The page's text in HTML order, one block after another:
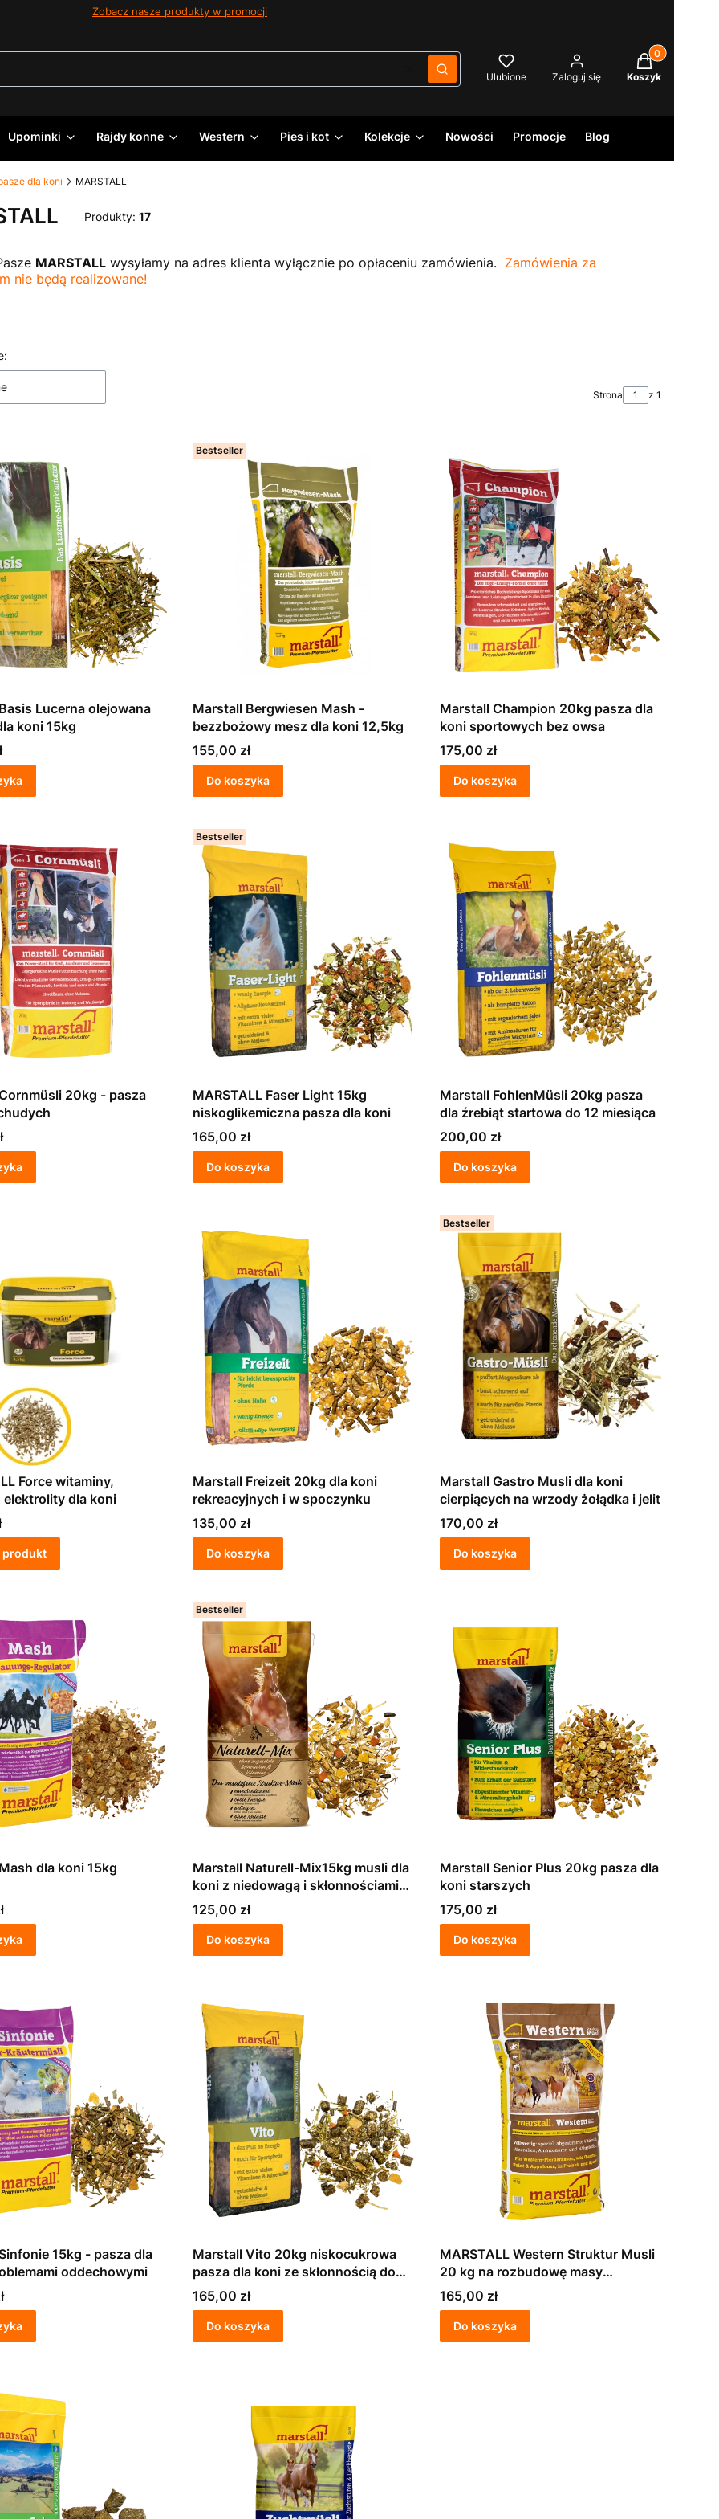
Zobacz nasze produkty w promocji
WyczyśćSzukaj Ulubione Zaloguj się
Produkty w
Koszyk
Upominki Rajdy konne Western Pies i kot Kolekcje Nowości Promocje Blog
dla koni MARSTALL
Produkty: 17
MARSTALL wysyłamy na adres klienta wyłącznie po opłaceniu zamówienia. Zamówienia za
nie będą realizowane!
Strona z 1
Lucerna olejowana
koni 15kg
Bestseller
Marstall Bergwiesen Mash -
bezzbożowy mesz dla koni 12,5kg
Cena
155,00 zł
Do koszyka
Marstall Champion 20kg pasza dla
koni sportowych bez owsa
Cena
175,00 zł
Do koszyka
20kg - pasza
Bestseller
MARSTALL Faser Light 15kg
niskoglikemiczna pasza dla koni
Cena
165,00 zł
Do koszyka
Marstall FohlenMüsli 20kg pasza
dla źrebiąt startowa do 12 miesiąca
Cena
200,00 zł
Do koszyka
witaminy,
elektrolity dla koni
produkt
Marstall Freizeit 20kg dla koni
rekreacyjnych i w spoczynku
Cena
135,00 zł
Do koszyka
Bestseller
Marstall Gastro Musli dla koni
cierpiących na wrzody żołądka i jelit
Cena
170,00 zł
Do koszyka
dla koni 15kg
Bestseller
Marstall Naturell-Mix15kg musli dla
koni z niedowagą i skłonnościami
do alergii
Cena
125,00 zł
Do koszyka
Marstall Senior Plus 20kg pasza dla
koni starszych
Cena
175,00 zł
Do koszyka
15kg - pasza dla
oddechowymi
Marstall Vito 20kg niskocukrowa
pasza dla koni ze skłonnością do
ochwatu i chorób metabolicznych
Cena
165,00 zł
Do koszyka
MARSTALL Western Struktur Musli
20 kg na rozbudowę masy
mięśniowej
Cena
165,00 zł
Do koszyka